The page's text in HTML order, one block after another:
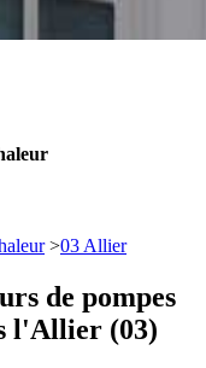
>03 Allier
de pompes
l'Allier (03)